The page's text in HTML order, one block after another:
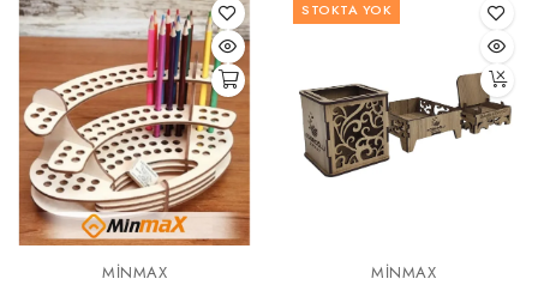
MINMAX
STOKTA YOK
MINMAX